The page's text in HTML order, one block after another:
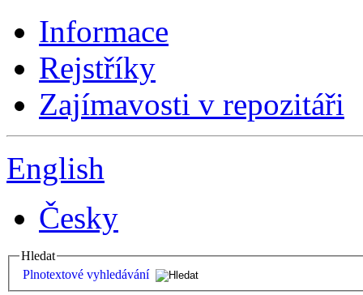
Informace
Rejstříky
Zajímavosti v repozitáři
English
Česky
Hledat
Plnotextové vyhledávání